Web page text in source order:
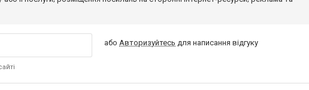
абоАвторизуйтесь для написання відгуку